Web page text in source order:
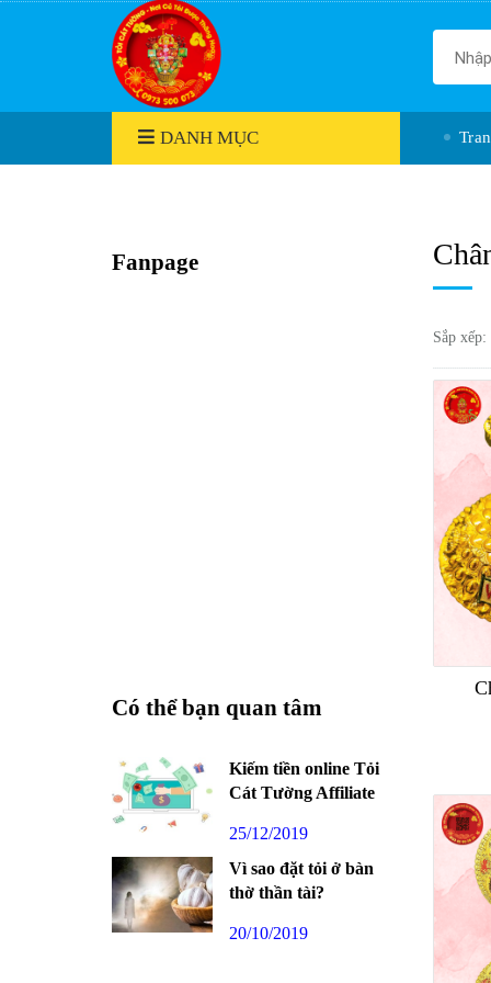
DANH MỤC
Sắp xếp:
Fanpage
Có thể bạn quan tâm
Kiếm tiền online Tỏi
Cát Tường Affiliate
25/12/2019
Vì sao đặt tỏi ở bàn
thờ thần tài?
20/10/2019